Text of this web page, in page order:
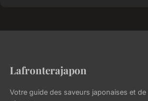
Lafronterajapon
Votre guide des saveurs japonaises et